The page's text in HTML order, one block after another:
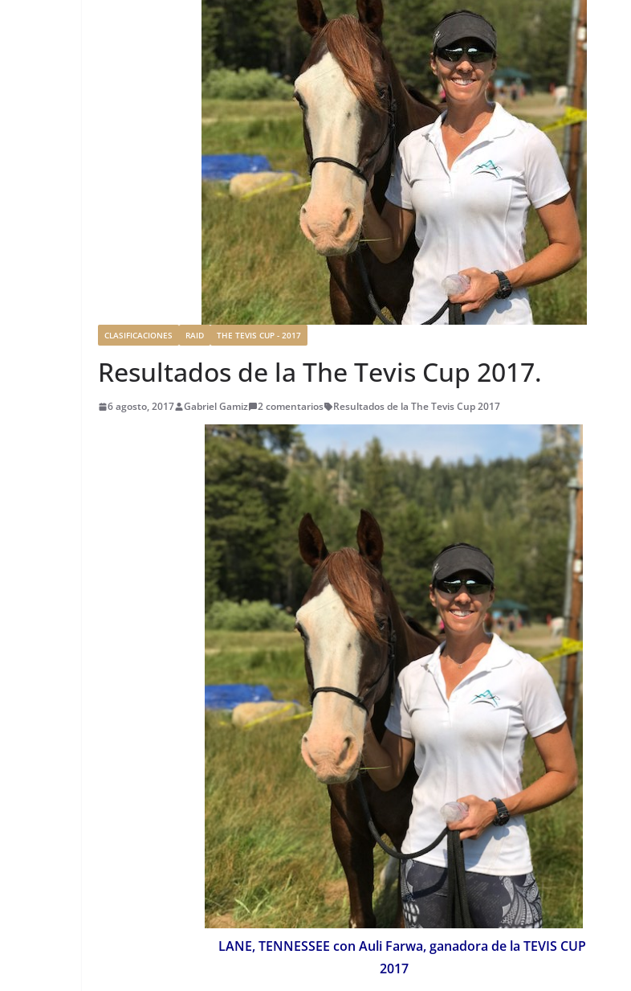
CLASIFICACIONES RAID THE TEVIS CUP - 2017
Resultados de la The Tevis Cup 2017.
6 agosto, 2017 Gabriel Gamiz 2 comentarios Resultados de la The Tevis Cup 2017
LANE, TENNESSEE con Auli Farwa, ganadora de la TEVIS CUP
2017